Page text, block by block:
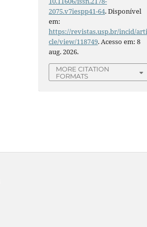
2075.v7iespp41-64. Disponível
em:
https://revistas.usp.br/incid/
cle/view/118749. Acesso em: 8
aug. 2026.
MORE CITATION
FORMATS